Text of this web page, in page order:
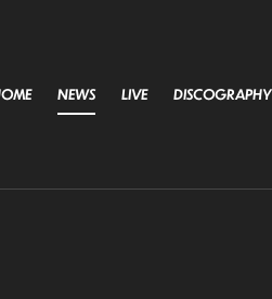
NEWS LIVE DISCOGRAPHY